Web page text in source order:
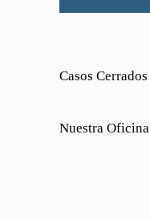
Casos Cerrados
Nuestra Oficina